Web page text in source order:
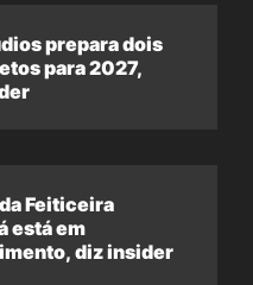
prepara dois
para 2027,
Feiticeira
está em
diz insider